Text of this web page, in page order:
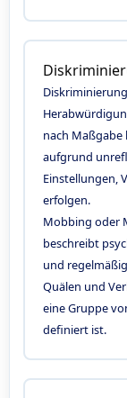
nach
aufgrund
Einstellungen,
erfolgen.
Mobbing oder
beschreibt
und
Quälen und
eine Gruppe
definiert ist.